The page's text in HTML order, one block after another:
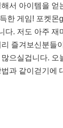
서 아이템을 얻
한 게임! 포켓몬
다. 저도 아주 재
즐겨보신분들
으실겁니다. 오
과 같이걷기에